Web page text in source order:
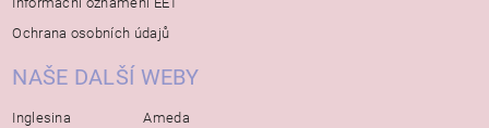
Ochrana osobních údajů
NAŠE DALŠÍ WEBY
Inglesina
Ameda